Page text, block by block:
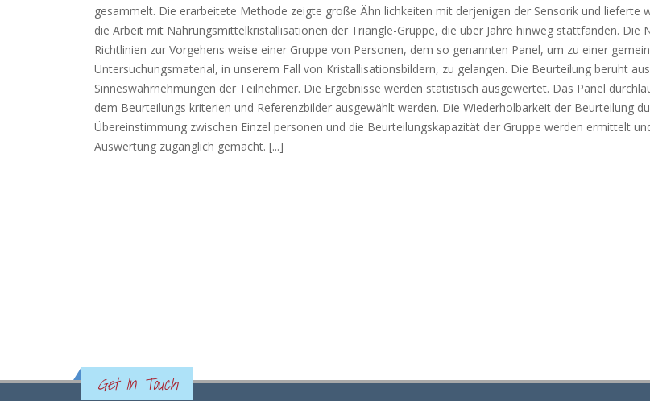
gesammelt. Die erarbeitete Methode zeigte große Ähn lichkeiten mit derjenigen der Sensorik und lieferte
die Arbeit mit Nahrungsmittelkristallisationen der Triangle-Gruppe, die über Jahre hinweg stattfanden. Die
Richtlinien zur Vorgehens weise einer Gruppe von Personen, dem so genannten Panel, um zu einer
Untersuchungsmaterial, in unserem Fall von Kristallisationsbildern, zu gelangen. Die Beurteilung beruht
Sinneswahrnehmungen der Teilnehmer. Die Ergebnisse werden statistisch ausgewertet. Das Panel
dem Beurteilungs kriterien und Referenzbilder ausgewählt werden. Die Wiederholbarkeit der Beurteilung
Übereinstimmung zwischen Einzel personen und die Beurteilungskapazität der Gruppe werden ermittelt
Auswertung zugänglich gemacht. [...]
Get In Touch